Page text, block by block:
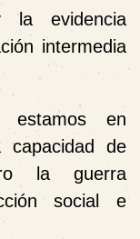
la evidencia
intermedia
en
capacidad de
la guerra
social e